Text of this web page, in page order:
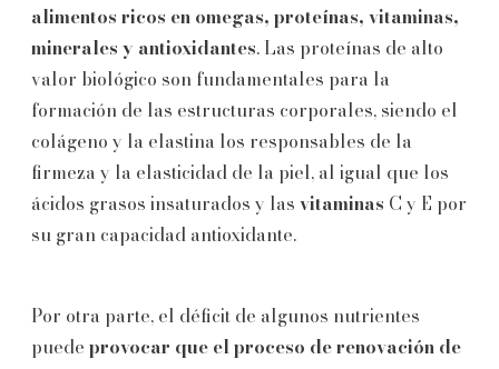
alimentos ricos en omegas, proteínas, vitaminas,
minerales y antioxidantes. Las proteínas de alto
valor biológico son fundamentales para la
formación de las estructuras corporales, siendo el
colágeno y la elastina los responsables de la
firmeza y la elasticidad de la piel, al igual que los
ácidos grasos insaturados y las vitaminas C y E por
su gran capacidad antioxidante.
Por otra parte, el déficit de algunos nutrientes
puede provocar que el proceso de renovación de